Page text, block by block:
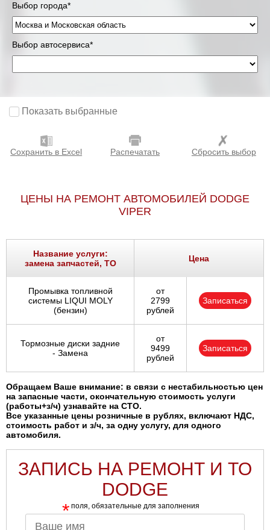
Нижневартовск
Нижний Новгород
Новосибирск
Оренбург
Петрозаводск
Ростов-на-Дону
Самара
Санкт-Петербург
Саратов
Солнцево
Сургут
Тула
Тюмень
Ульяновск
Выбор города*
Выбор автосервиса*
Показать выбранные
Сохранить в Excel Распечатать Сбросить выбор
ЦЕНЫ НА РЕМОНТ АВТОМОБИЛЕЙ DODGE
VIPER
Название услуги:
замена запчастей, ТО
Цена
Промывка топливной
системы LIQUI MOLY
(бензин)
от
2799
рублей
Записаться
Тормозные диски задние
- Замена
от
9499
рублей
Записаться
Обращаем Ваше внимание: в связи с нестабильностью цен
на запасные части, окончательную стоимость услуги
(работы+з/ч) узнавайте на СТО.
Все указанные цены розничные в рублях, включают НДС,
стоимость работ и з/ч, за одну услугу, для одного
автомобиля.
ЗАПИСЬ НА РЕМОНТ И ТО
DODGE
* поля, обязательные для заполнения